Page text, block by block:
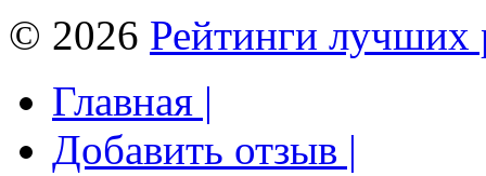
© 2026 Рейтинги лучших
Главная |
Добавить отзыв |